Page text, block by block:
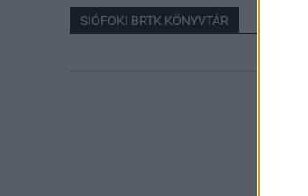
SIÓFOKI BRTK KÖNYVTÁR